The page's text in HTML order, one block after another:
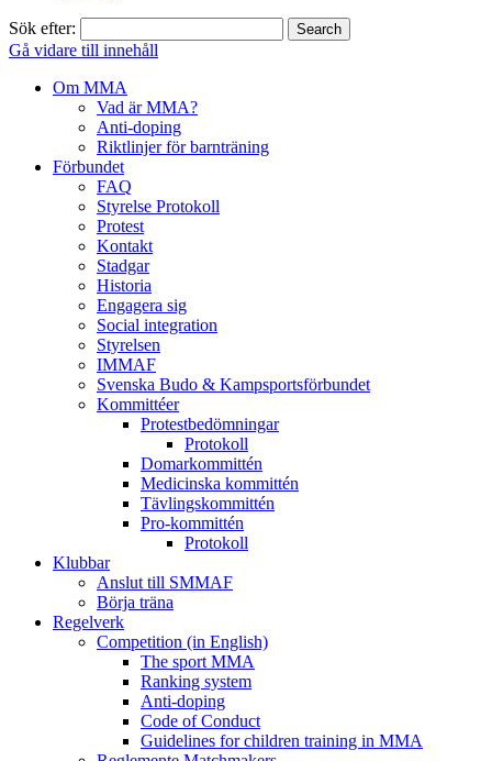
Sök efter:
Gå vidare till innehåll
Om MMA
Vad är MMA?
Anti-doping
Riktlinjer för barnträning
Förbundet
FAQ
Styrelse Protokoll
Protest
Kontakt
Stadgar
Historia
Engagera sig
Social integration
Styrelsen
IMMAF
Svenska Budo & Kampsportsförbundet
Kommittéer
Protestbedömningar
Protokoll
Domarkommittén
Medicinska kommittén
Tävlingskommittén
Pro-kommittén
Protokoll
Klubbar
Anslut till SMMAF
Börja träna
Regelverk
Competition (in English)
The sport MMA
Ranking system
Anti-doping
Code of Conduct
Guidelines for children training in MMA